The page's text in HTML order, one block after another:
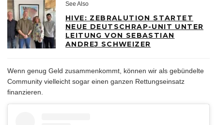
See Also
HIVE: ZEBRALUTION STARTET
NEUE DEUTSCHRAP-UNIT UNTER
LEITUNG VON SEBASTIAN
ANDREJ SCHWEIZER
Wenn genug Geld zusammenkommt, können wir als gebündelte
Community vielleicht sogar einen ganzen Rettungseinsatz
finanzieren.